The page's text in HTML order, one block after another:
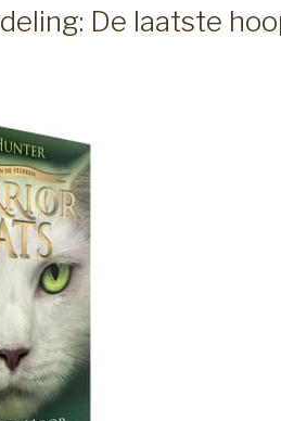
De laatste